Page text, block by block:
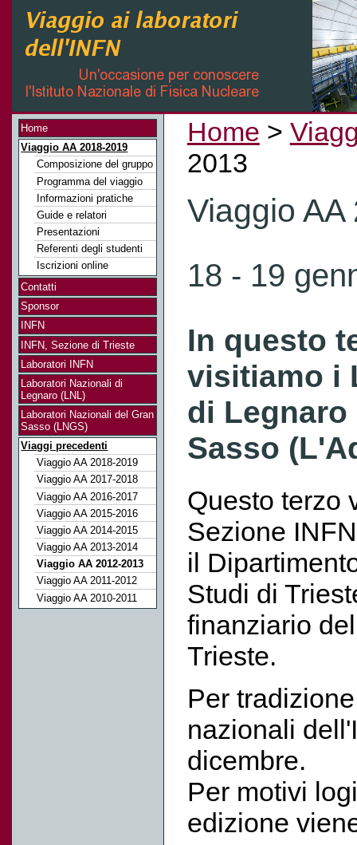
Home >
2013
Viaggio
18 - 19
In questo
visitiamo i
di Legnaro
Sasso
Questo terzo
Sezione
il
Studi di
finanziario
Trieste.
Per
nazionali
dicembre.
Per motivi
edizione
Home
Viaggio AA 2018-2019
Composizione del gruppo
Programma del viaggio
Informazioni pratiche
Guide e relatori
Presentazioni
Referenti degli studenti
Iscrizioni online
Contatti
Sponsor
INFN
INFN, Sezione di Trieste
Laboratori INFN
Laboratori Nazionali di
Legnaro (LNL)
Laboratori Nazionali del Gran
Sasso (LNGS)
Viaggi precedenti
Viaggio AA 2018-2019
Viaggio AA 2017-2018
Viaggio AA 2016-2017
Viaggio AA 2015-2016
Viaggio AA 2014-2015
Viaggio AA 2013-2014
Viaggio AA 2012-2013
Viaggio AA 2011-2012
Viaggio AA 2010-2011